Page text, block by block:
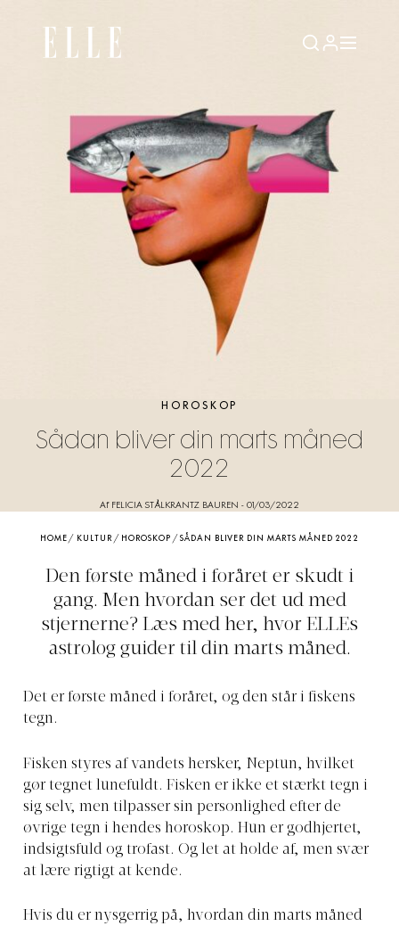
HOROSKOP
Sådan bliver din marts måned
2022
Af FELICIA STÅLKRANTZ BAUREN - 01/03/2022
HOME / KULTUR / HOROSKOP /SÅDAN BLIVER DIN MARTS MÅNED 2022
Den første måned i foråret er skudt i
gang. Men hvordan ser det ud med
stjernerne? Læs med her, hvor ELLEs
astrolog guider til din marts måned.
Det er første måned i foråret, og den står i fiskens
tegn.
Fisken styres af vandets hersker, Neptun, hvilket
gør tegnet lunefuldt. Fisken er ikke et stærkt tegn i
sig selv, men tilpasser sin personlighed efter de
øvrige tegn i hendes horoskop. Hun er godhjertet,
indsigtsfuld og trofast. Og let at holde af, men svær
at lære rigtigt at kende.
Hvis du er nysgerrig på, hvordan din marts måned